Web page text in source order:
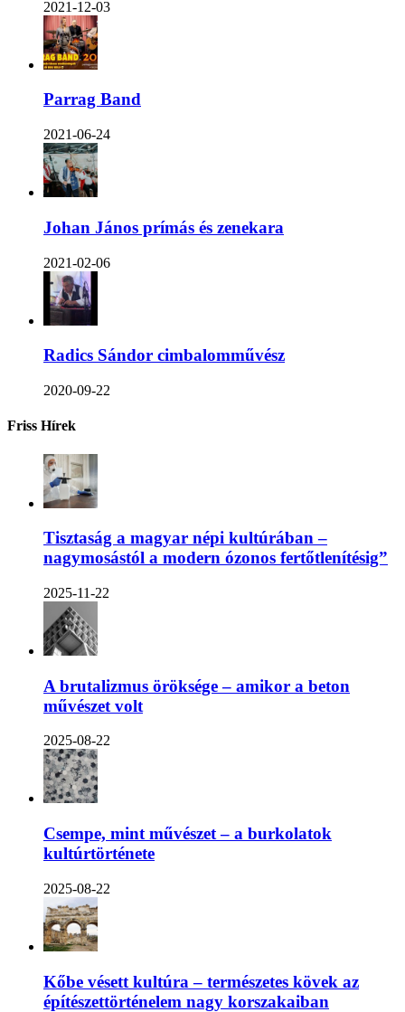
2021-12-03
Parrag Band
2021-06-24
Johan János prímás és zenekara
2021-02-06
Radics Sándor cimbalomművész
2020-09-22
Friss Hírek
Tisztaság a magyar népi kultúrában –
nagymosástól a modern ózonos fertőtlenítésig”
2025-11-22
A brutalizmus öröksége – amikor a beton
művészet volt
2025-08-22
Csempe, mint művészet – a burkolatok
kultúrtörténete
2025-08-22
Kőbe vésett kultúra – természetes kövek az
építészettörténelem nagy korszakaiban